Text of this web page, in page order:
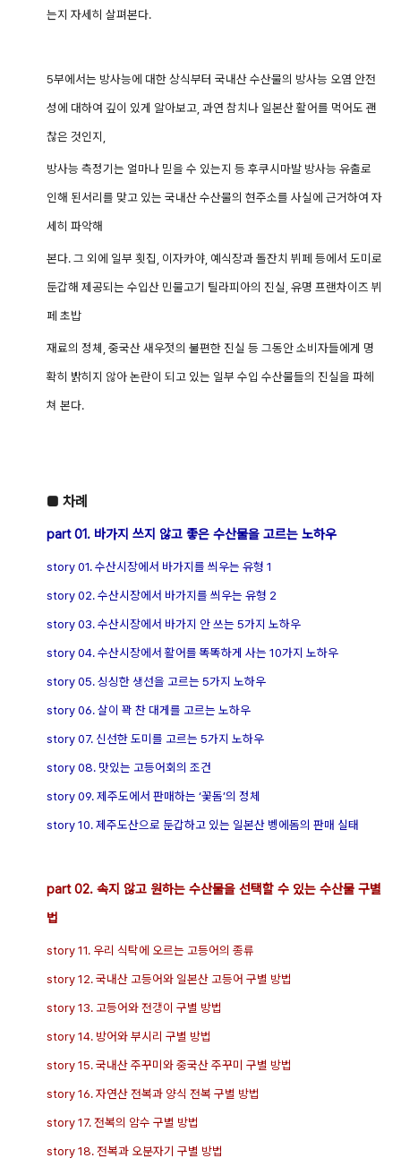
는지 자세히 살펴본다.
5부에서는 방사능에 대한 상식부터 국내산 수산물의 방사능 오염 안전
성에 대하여 깊이 있게 알아보고, 과연 참치나 일본산 활어를 먹어도 괜
찮은 것인지,
방사능 측정기는 얼마나 믿을 수 있는지 등 후쿠시마발 방사능 유출로
인해 된서리를 맞고 있는 국내산 수산물의 현주소를 사실에 근거하여 자
세히 파악해
본다. 그 외에 일부 횟집, 이자카야, 예식장과 돌잔치 뷔페 등에서 도미로
둔갑해 제공되는 수입산 민물고기 틸라피아의 진실, 유명 프랜차이즈 뷔
페 초밥
재료의 정체, 중국산 새우젓의 불편한 진실 등 그동안 소비자들에게 명
확히 밝히지 않아 논란이 되고 있는 일부 수입 수산물들의 진실을 파헤
쳐 본다.
■ 차례
part 01. 바가지 쓰지 않고 좋은 수산물을 고르는 노하우
story 01. 수산시장에서 바가지를 씌우는 유형 1
story 02. 수산시장에서 바가지를 씌우는 유형 2
story 03. 수산시장에서 바가지 안 쓰는 5가지 노하우
story 04. 수산시장에서 활어를 똑똑하게 사는 10가지 노하우
story 05. 싱싱한 생선을 고르는 5가지 노하우
story 06. 살이 꽉 찬 대게를 고르는 노하우
story 07. 신선한 도미를 고르는 5가지 노하우
story 08. 맛있는 고등어회의 조건
story 09. 제주도에서 판매하는 ‘꽃돔’의 정체
story 10. 제주도산으로 둔갑하고 있는 일본산 벵에돔의 판매 실태
part 02. 속지 않고 원하는 수산물을 선택할 수 있는 수산물 구별
법
story 11. 우리 식탁에 오르는 고등어의 종류
story 12. 국내산 고등어와 일본산 고등어 구별 방법
story 13. 고등어와 전갱이 구별 방법
story 14. 방어와 부시리 구별 방법
story 15. 국내산 주꾸미와 중국산 주꾸미 구별 방법
story 16. 자연산 전복과 양식 전복 구별 방법
story 17. 전복의 암수 구별 방법
story 18. 전복과 오분자기 구별 방법